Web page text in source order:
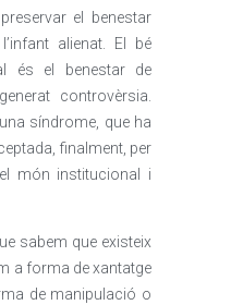
el benestar
alienat. El bé
és el benestar de
controvèrsia.
síndrome, que ha
finalment, per
món institucional i
sabem que existeix
a forma de xantatge
de manipulació o